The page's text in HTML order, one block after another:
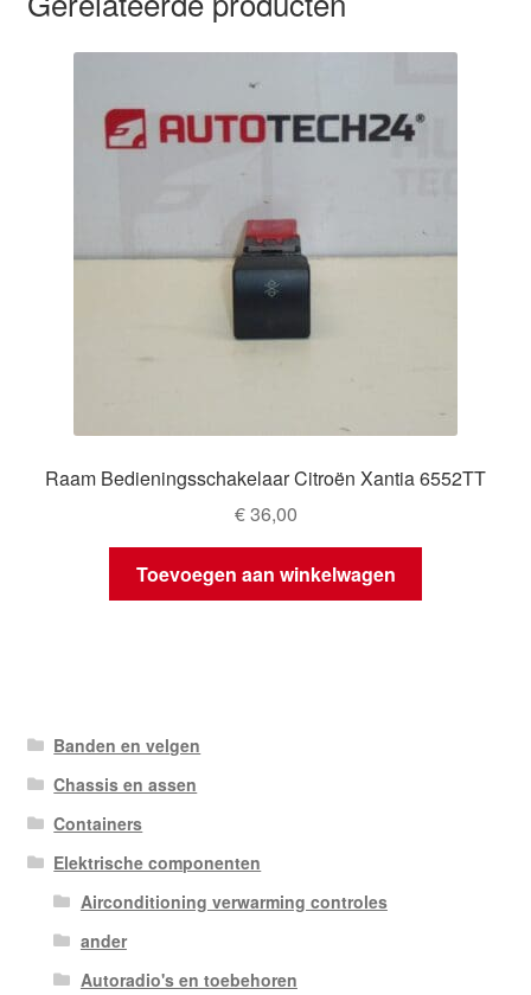
Raam Bedieningsschakelaar Citroën Xantia 6552TT
€36,00
Toevoegen aan winkelwagen
Banden en velgen
Chassis en assen
Containers
Elektrische componenten
Airconditioning verwarming controles
ander
Autoradio's en toebehoren